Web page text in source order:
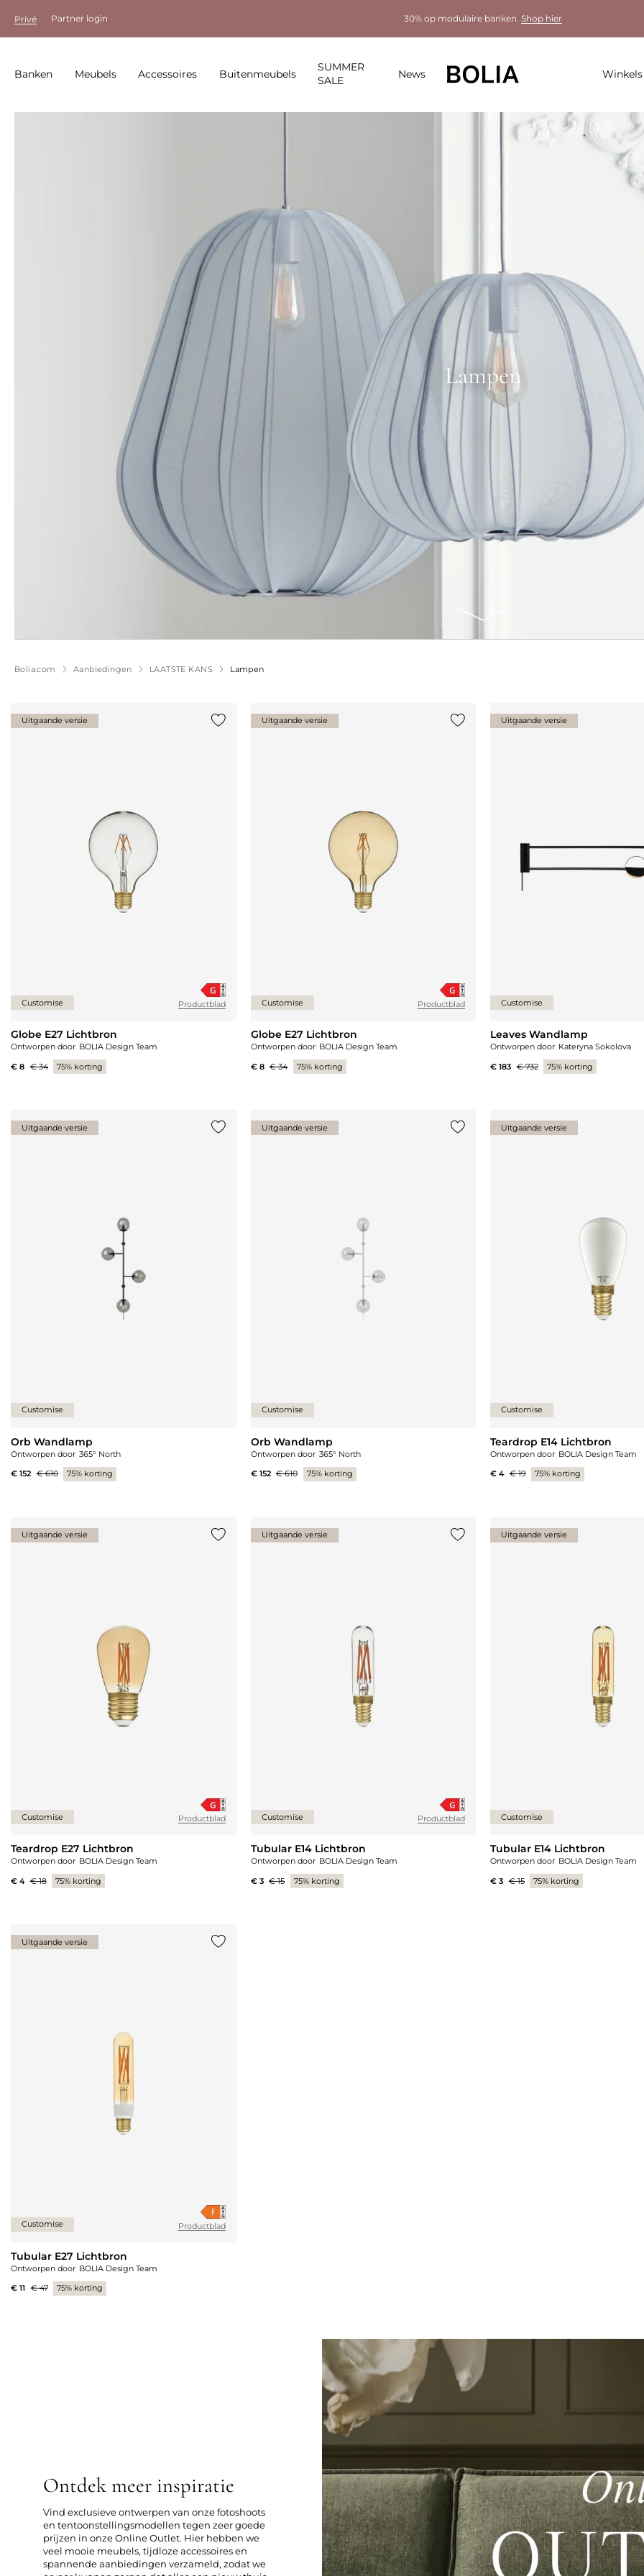
Privé Partner login 30% op modulaire banken. Shop hier
Banken Meubels Accessoires Buitenmeubels
SUMMER
SALE
News Winkels
Lampen
Bolia.com Aanbiedingen LAATSTE KANS Lampen
Uitgaande versie
Customise Productblad
Globe E27 Lichtbron
Ontworpen door BOLIA Design Team
€ 8 € 34 75% korting
Uitgaande versie
Customise Productblad
Globe E27 Lichtbron
Ontworpen door BOLIA Design Team
€ 8 € 34 75% korting
Uitgaande versie
Customise
Leaves Wandlamp
Ontworpen door Kateryna Sokolova
€ 183 € 732 75% korting
Uitgaande versie
Customise
Orb Wandlamp
Ontworpen door 365° North
€ 152 € 610 75% korting
Uitgaande versie
Customise
Orb Wandlamp
Ontworpen door 365° North
€ 152 € 610 75% korting
Uitgaande versie
Customise
Teardrop E14 Lichtbron
Ontworpen door BOLIA Design Team
€ 4 € 19 75% korting
Uitgaande versie
Customise Productblad
Teardrop E27 Lichtbron
Ontworpen door BOLIA Design Team
€ 4 € 18 75% korting
Uitgaande versie
Customise Productblad
Tubular E14 Lichtbron
Ontworpen door BOLIA Design Team
€ 3 € 15 75% korting
Uitgaande versie
Customise
Tubular E14 Lichtbron
Ontworpen door BOLIA Design Team
€ 3 € 15 75% korting
Uitgaande versie
Customise Productblad
Tubular E27 Lichtbron
Ontworpen door BOLIA Design Team
€ 11 € 47 75% korting
Ontdek meer inspiratie
Vind exclusieve ontwerpen van onze fotoshoots
en tentoonstellingsmodellen tegen zeer goede
prijzen in onze Online Outlet. Hier hebben we
veel mooie meubels, tijdloze accessoires en
spannende aanbiedingen verzameld, zodat we